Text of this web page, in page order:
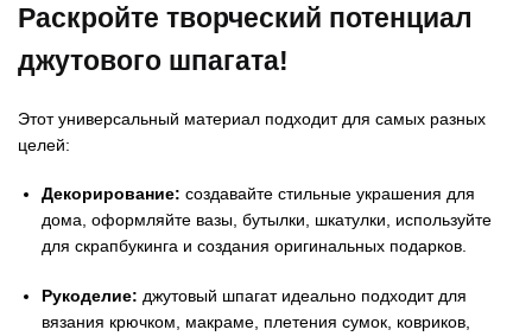
Раскройте творческий потенциал
джутового шпагата!
Этот универсальный материал подходит для самых разных
целей:
Декорирование: создавайте стильные украшения для
дома, оформляйте вазы, бутылки, шкатулки, используйте
для скрапбукинга и создания оригинальных подарков.
Рукоделие: джутовый шпагат идеально подходит для
вязания крючком, макраме, плетения сумок, ковриков,